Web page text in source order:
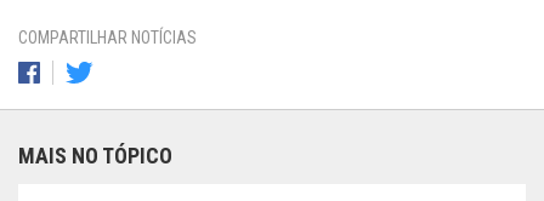
COMPARTILHAR NOTÍCIAS
MAIS NO TÓPICO